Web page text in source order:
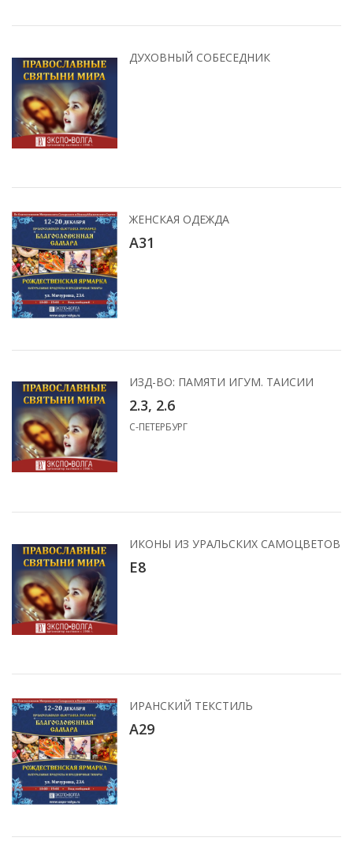
ДУХОВНЫЙ СОБЕСЕДНИК
ЖЕНСКАЯ ОДЕЖДА
A31
ИЗД-ВО: ПАМЯТИ ИГУМ. ТАИСИИ
2.3, 2.6
С-ПЕТЕРБУРГ
ИКОНЫ ИЗ УРАЛЬСКИХ САМОЦВЕТОВ
Е8
ИРАНСКИЙ ТЕКСТИЛЬ
А29